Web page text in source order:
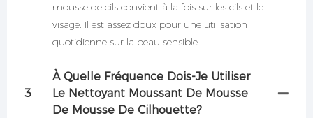
mousse de cils convient à la fois sur les cils et le
visage. Il est assez doux pour une utilisation
quotidienne sur la peau sensible.
3
À Quelle Fréquence Dois-Je Utiliser
Le Nettoyant Moussant De Mousse
De Mousse De Cilhouette?